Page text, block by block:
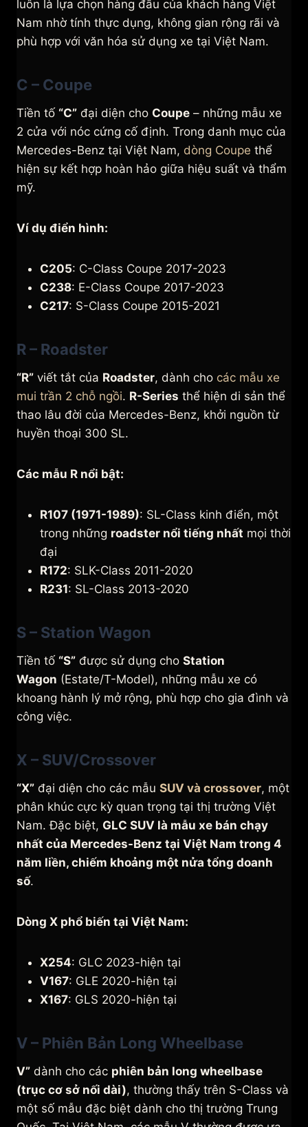
luôn là lựa chọn hàng đầu của khách hàng Việt
Nam nhờ tính thực dụng, không gian rộng rãi và
phù hợp với văn hóa sử dụng xe tại Việt Nam.
C – Coupe
Tiền tố “C” đại diện cho Coupe – những mẫu xe
2 cửa với nóc cứng cố định. Trong danh mục của
Mercedes-Benz tại Việt Nam, dòng Coupe thể
hiện sự kết hợp hoàn hảo giữa hiệu suất và thẩm
mỹ.
Ví dụ điển hình:
C205: C-Class Coupe 2017-2023
C238: E-Class Coupe 2017-2023
C217: S-Class Coupe 2015-2021
R – Roadster
“R” viết tắt của Roadster, dành cho các mẫu xe
mui trần 2 chỗ ngồi. R-Series thể hiện di sản thể
thao lâu đời của Mercedes-Benz, khởi nguồn từ
huyền thoại 300 SL.
Các mẫu R nổi bật:
R107 (1971-1989): SL-Class kinh điển, một
trong những roadster nổi tiếng nhất mọi thời
đại
R172: SLK-Class 2011-2020
R231: SL-Class 2013-2020
S – Station Wagon
Tiền tố “S” được sử dụng cho Station
Wagon (Estate/T-Model), những mẫu xe có
khoang hành lý mở rộng, phù hợp cho gia đình và
công việc.
X – SUV/Crossover
“X” đại diện cho các mẫu SUV và crossover, một
phân khúc cực kỳ quan trọng tại thị trường Việt
Nam. Đặc biệt, GLC SUV là mẫu xe bán chạy
nhất của Mercedes-Benz tại Việt Nam trong 4
năm liền, chiếm khoảng một nửa tổng doanh
số.
Dòng X phổ biến tại Việt Nam:
X254: GLC 2023-hiện tại
V167: GLE 2020-hiện tại
X167: GLS 2020-hiện tại
V – Phiên Bản Long Wheelbase
V” dành cho các phiên bản long wheelbase
(trục cơ sở nối dài), thường thấy trên S-Class và
một số mẫu đặc biệt dành cho thị trường Trung